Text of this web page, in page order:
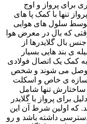
برای پرواز و اوج
تنها با کمک پا های
سلول های هوایی
که بال در معرض هوا
بال گلایدرها از
ی بند هایی بسیار
کمک یک اتصال فولادی
وصل می شوند و شخص
سازه ی خاص و اسکلت
تنها شامل
برای پرواز با گلایدر
که اولین شرط آن این
داشته باشد و رو